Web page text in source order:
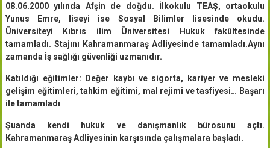
08.06.2000 yılında Afşin de doğdu. İlkokulu TEAŞ, ortaokulu
Yunus Emre, liseyi ise Sosyal Bilimler lisesinde okudu.
Üniversiteyi Kıbrıs ilim Üniversitesi Hukuk fakültesinde
tamamladı. Stajını Kahramanmaraş Adliyesinde tamamladı.Aynı
zamanda İş sağlığı güvenliği uzmanıdır.
Katıldığı eğitimler: Değer kaybı ve sigorta, kariyer ve mesleki
gelişim eğitimleri, tahkim eğitimi, mal rejimi ve tasfiyesi… Başarı
ile tamamladı
Şuanda kendi hukuk ve danışmanlık bürosunu açtı.
Kahramanmaraş Adliyesinin karşısında çalışmalara başladı.